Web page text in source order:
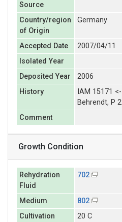
Source
Country/region
of Origin
Germany
Accepted Date
2007/04/11
Isolated Year
Deposited Year
2006
History
IAM 15171
Behrendt, P
Comment
Growth Condition
Rehydration
Fluid
702
Medium
802
Cultivation
20 C